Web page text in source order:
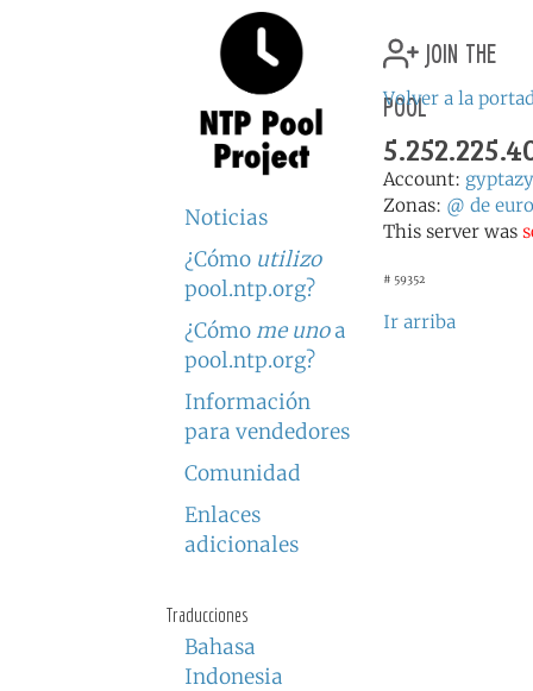
Noticias
¿Cómo utilizo
pool.ntp.org?
¿Cómo me unoa
pool.ntp.org?
Información
para vendedores
Comunidad
Enlaces
adicionales
Traducciones
Bahasa
Indonesia
join the
pool
Volver a la
Account: gyptazy
Zonas: @ de
This server was
# 59352
Ir arriba